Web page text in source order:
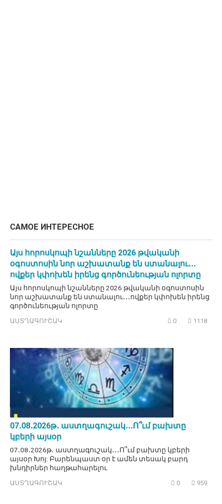
САМОЕ ИНТЕРЕСНОЕ
Այս հորոսկոպի նշանները 2026 թվականի
օգոստոսին նոր աշխատանք են ստանալու․․․
ովքեր կփոխեն իրենց գործունեության ոլորտը
Այս հորոսկոպի նշանները 2026 թվականի օգոստոսին
նոր աշխատանք են ստանալու․․․ովքեր կփոխեն իրենց
գործունեության ոլորտը
ԱՍՏՂԱԳՈՒՇԱԿ 0 1118
07․08․2026թ․ աստղագուշակ․․․Ո՞ւմ բախտը
կբերի այսօր
07․08․2026թ․ աստղագուշակ․․․Ո՞ւմ բախտը կբերի
այսօր Խոյ: Բարենպաստ օր է ամեն տեսակ բարդ
խնդիրներ հաղթահարելու
ԱՍՏՂԱԳՈՒՇԱԿ 0 959